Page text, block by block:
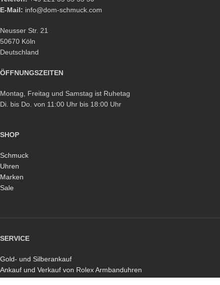
E-Mail: info@dom-schmuck.com
Neusser Str. 21
50670 Köln
Deutschland
ÖFFNUNGSZEITEN
Montag, Freitag und Samstag ist Ruhetag
Di. bis Do. von 11:00 Uhr bis 18:00 Uhr
SHOP
Schmuck
Uhren
Marken
Sale
SERVICE
Gold- und Silberankauf
Ankauf und Verkauf von Rolex Armbanduhren
Schmuckreparatur und -reinigung